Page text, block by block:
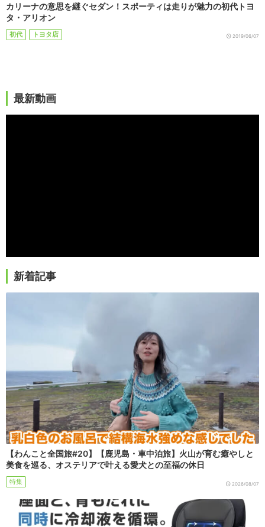
カリーナの意思を継ぐセダン！スポーティは走りが魅力の初代トヨ
タ・アリオン
初代 トヨタ店 2019/06/07
最新動画
新着記事
【わんこと全国旅#20】【鹿児島・車中泊旅】火山が育む癒やしと
美食を巡る、オステリアで叶える愛犬との至福の休日
特集 2026/08/07